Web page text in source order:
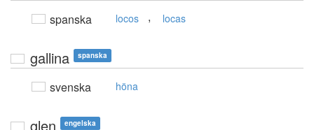
spanska locos , locas
gallina spanska
svenska höna
glen engelska